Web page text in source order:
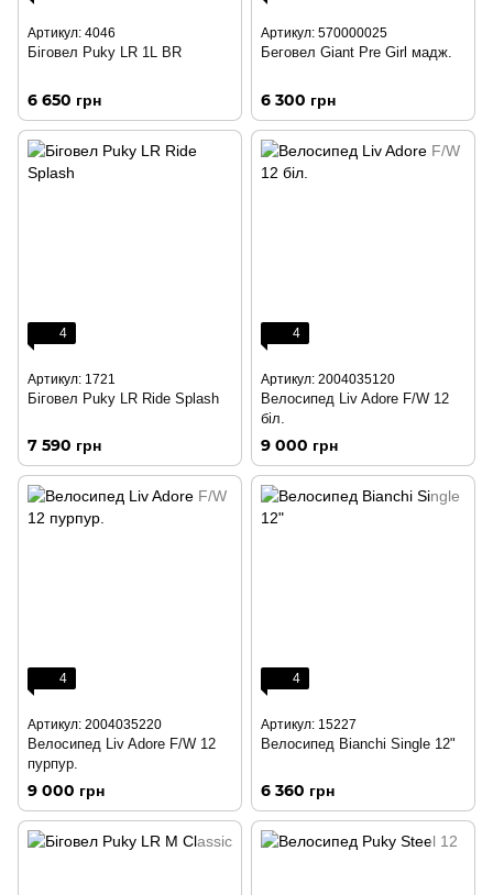
Артикул: 4046
Біговел Puky LR 1L BR
6 650 грн
Артикул: 570000025
Беговел Giant Pre Girl мадж.
6 300 грн
4
Артикул: 1721
Біговел Puky LR Ride Splash
7 590 грн
4
Артикул: 2004035120
Велосипед Liv Adore F/W 12
біл.
9 000 грн
4
Артикул: 2004035220
Велосипед Liv Adore F/W 12
пурпур.
9 000 грн
4
Артикул: 15227
Велосипед Bianchi Single 12"
6 360 грн